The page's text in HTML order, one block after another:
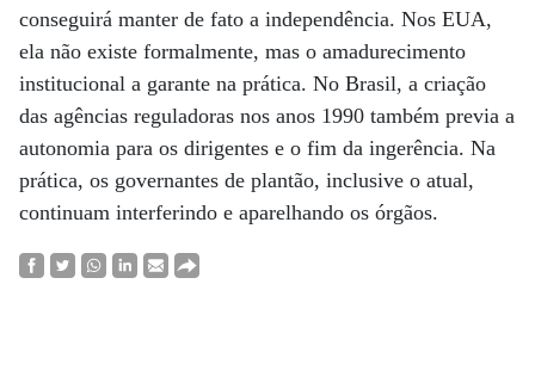
conseguirá manter de fato a independência. Nos EUA,
ela não existe formalmente, mas o amadurecimento
institucional a garante na prática. No Brasil, a criação
das agências reguladoras nos anos 1990 também previa a
autonomia para os dirigentes e o fim da ingerência. Na
prática, os governantes de plantão, inclusive o atual,
continuam interferindo e aparelhando os órgãos.